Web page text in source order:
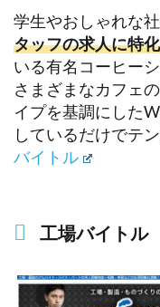
学生やおしゃれな
タッフの求人に特
いる有名コーヒー
さまざまなカフェ
イプを基調にした
しているだけでテ
バイトル
工場バイトル